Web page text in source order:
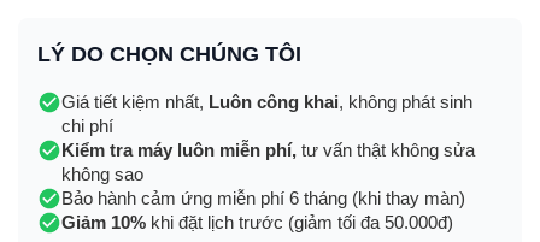
LÝ DO CHỌN CHÚNG TÔI
Giá tiết kiệm nhất, Luôn công khai, không phát sinh
chi phí
Kiểm tra máy luôn miễn phí, tư vấn thật không sửa
không sao
Bảo hành cảm ứng miễn phí 6 tháng (khi thay màn)
Giảm 10% khi đặt lịch trước (giảm tối đa 50.000đ)